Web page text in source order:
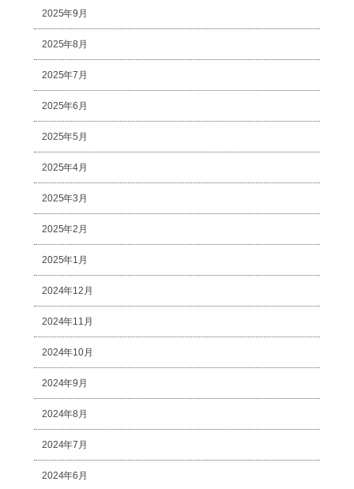
2025年9月
2025年8月
2025年7月
2025年6月
2025年5月
2025年4月
2025年3月
2025年2月
2025年1月
2024年12月
2024年11月
2024年10月
2024年9月
2024年8月
2024年7月
2024年6月